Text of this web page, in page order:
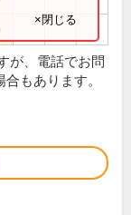
×閉じる
が、電話でお問
もあります。